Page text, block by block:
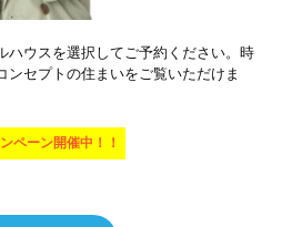
ハウスを選択してご予約ください。時
ンセプトの住まいをご覧いただけま
ペーン開催中！！